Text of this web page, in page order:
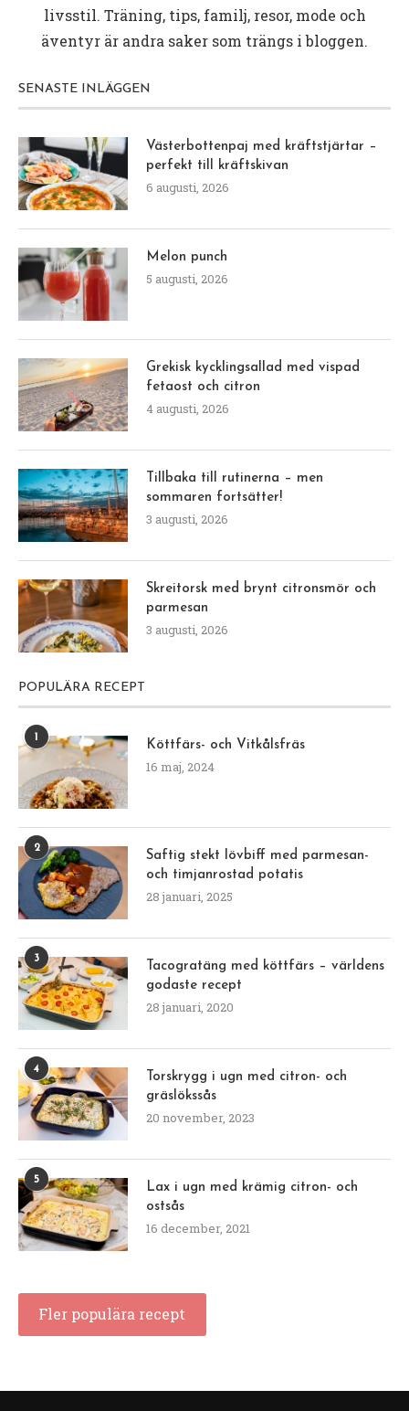
livsstil. Träning, tips, familj, resor, mode och
äventyr är andra saker som trängs i bloggen.
SENASTE INLÄGGEN
Västerbottenpaj med kräftstjärtar –
perfekt till kräftskivan
6 augusti, 2026
Melon punch
5 augusti, 2026
Grekisk kycklingsallad med vispad
fetaost och citron
4 augusti, 2026
Tillbaka till rutinerna – men
sommaren fortsätter!
3 augusti, 2026
Skreitorsk med brynt citronsmör och
parmesan
3 augusti, 2026
POPULÄRA RECEPT
1
Köttfärs- och Vitkålsfräs
16 maj, 2024
2
Saftig stekt lövbiff med parmesan-
och timjanrostad potatis
28 januari, 2025
3
Tacogratäng med köttfärs – världens
godaste recept
28 januari, 2020
4
Torskrygg i ugn med citron- och
gräslökssås
20 november, 2023
5
Lax i ugn med krämig citron- och
ostsås
16 december, 2021
Fler populära recept